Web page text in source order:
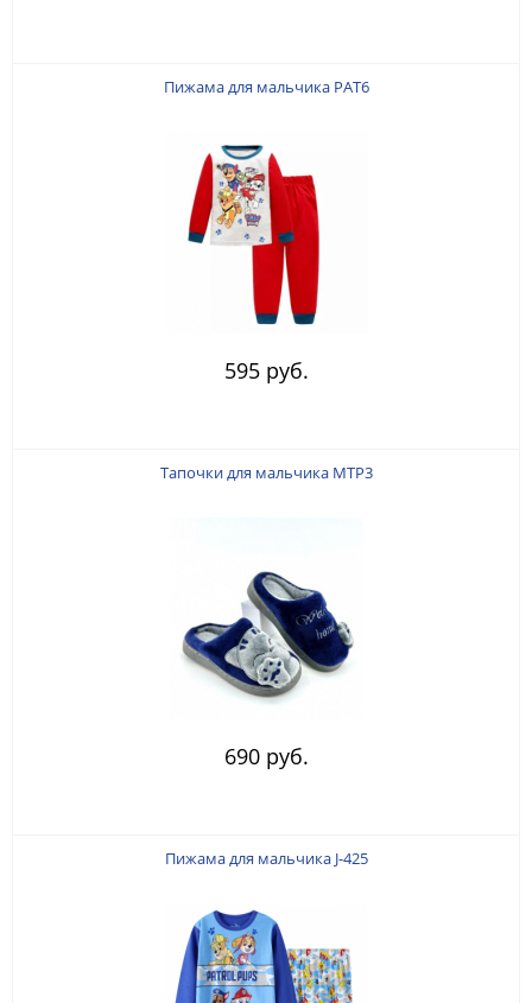
Пижама для мальчика PAT6
595 руб.
Тапочки для мальчика MTP3
690 руб.
Пижама для мальчика J-425